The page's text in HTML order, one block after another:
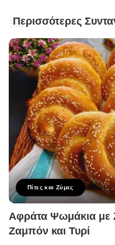
Περισσότερες
Πίτες και Ζύμες
Αφράτα Ψωμάκια με
Ζαμπόν και Τυρί